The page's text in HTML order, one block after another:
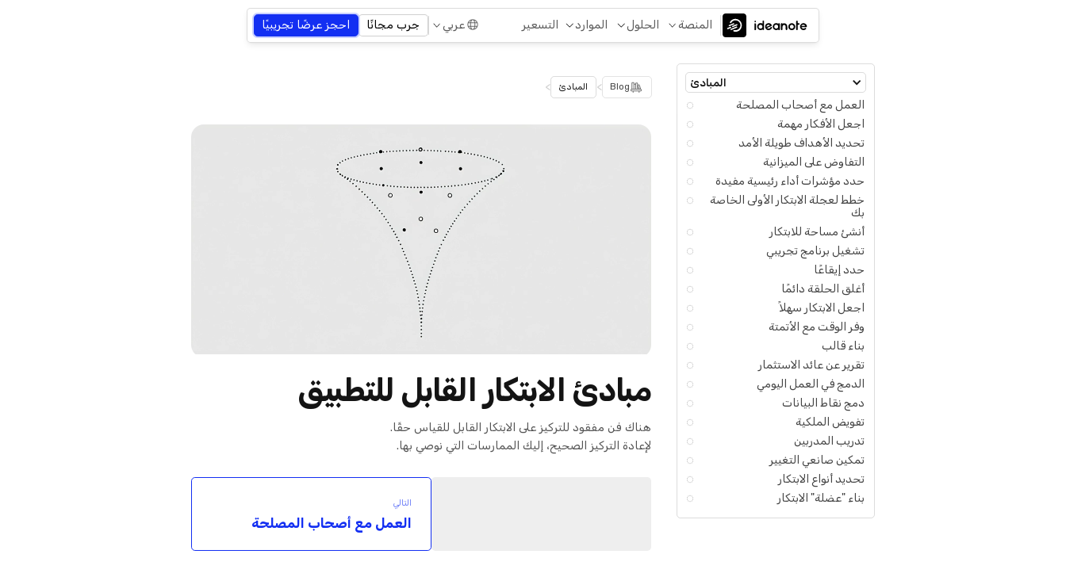
المنصة الحلول الموارد التسعير عربي جرب مجانًا احجز عرضًا تجريبيًا
المبادئ
العمل مع أصحاب المصلحة
اجعل الأفكار مهمة
تحديد الأهداف طويلة الأمد
التفاوض على الميزانية
حدد مؤشرات أداء رئيسية مفيدة
خطط لعجلة الابتكار الأولى الخاصة
بك
أنشئ مساحة للابتكار
تشغيل برنامج تجريبي
حدد إيقاعًا
أغلق الحلقة دائمًا
اجعل الابتكار سهلاً
وفر الوقت مع الأتمتة
بناء قالب
تقرير عن عائد الاستثمار
الدمج في العمل اليومي
دمج نقاط البيانات
تفويض الملكية
تدريب المدربين
تمكين صانعي التغيير
تحديد أنواع الابتكار
بناء "عضلة" الابتكار
Blog
> المبادئ >
مبادئ الابتكار القابل للتطبيق
هناك فن مفقود للتركيز على الابتكار القابل للقياس حقًا.
لإعادة التركيز الصحيح، إليك الممارسات التي نوصي بها.
التالي
العمل مع أصحاب المصلحة